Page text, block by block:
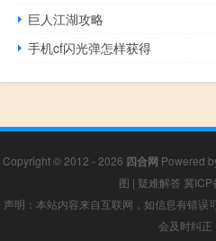
巨人江湖攻略
手机cf闪光弹怎样获得
Copyright © 2012 - 2026 四合网 Powered
图 | 疑难解答 冀
声明：本站内容来自互联网，如信息有错
会及时纠正